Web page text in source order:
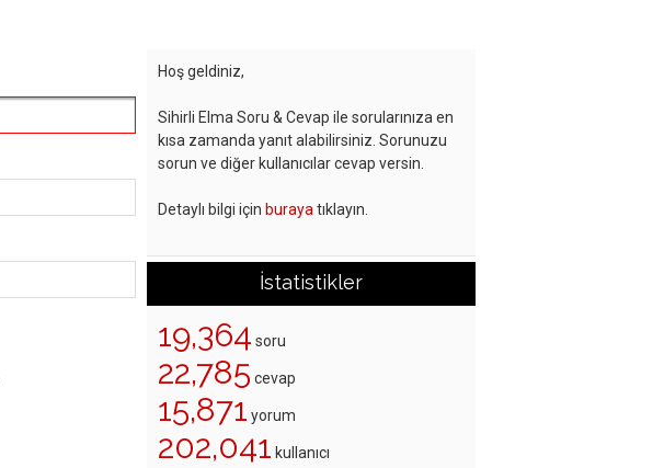
Hoş geldiniz,
Sihirli Elma Soru & Cevap ile sorularınıza en
kısa zamanda yanıt alabilirsiniz. Sorunuzu
sorun ve diğer kullanıcılar cevap versin.
Detaylı bilgi için buraya tıklayın.
İstatistikler
19,364 soru
22,785 cevap
15,871 yorum
202,041 kullanıcı